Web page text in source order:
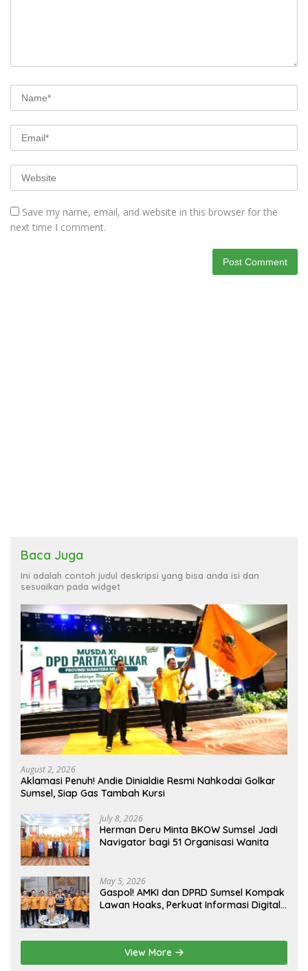
Save my name, email, and website in this browser for the
next time I comment.
Baca Juga
Ini adalah contoh judul deskripsi yang bisa anda isi dan
sesuaikan pada widget
August 2, 2026
Aklamasi Penuh! Andie Dinialdie Resmi Nahkodai Golkar
Sumsel, Siap Gas Tambah Kursi
July 8, 2026
Herman Deru Minta BKOW Sumsel Jadi
Navigator bagi 51 Organisasi Wanita
May 5, 2026
Gaspol! AMKI dan DPRD Sumsel Kompak
Lawan Hoaks, Perkuat Informasi Digital
View More